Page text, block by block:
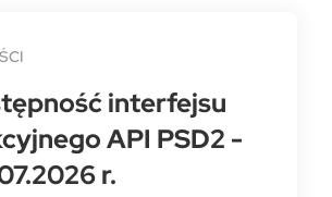
interfejsu
API PSD2 -
r.